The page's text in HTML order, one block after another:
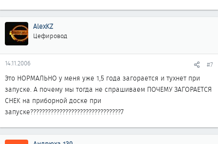
AlexKZ
Цефировод
14.11.2006 #7
Это НОРМАЛЬНО у меня уже 1,5 года загорается и тухнет при
запуске. А почему мы тогда не спрашиваем ПОЧЕМУ ЗАГОРАЕТСЯ
CHEK на приборной доске при
запуске???????????????????????????????7